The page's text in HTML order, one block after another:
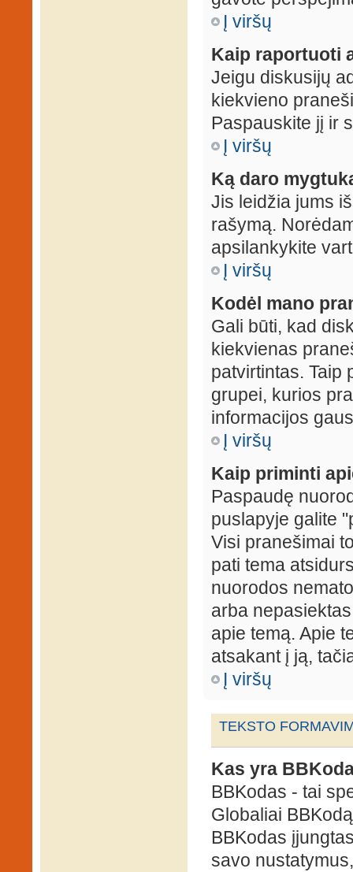
Į viršų
Kaip raportuoti
Jeigu diskusijų
kiekvieno
Paspauskite jį ir
Į viršų
Ką daro
Jis leidžia jums
rašymą.
apsilankykite
Į viršų
Kodėl mano
Gali būti, kad
kiekvienas
patvirtintas. Taip
grupei, kurios
informacijos
Į viršų
Kaip priminti
Paspaudę
puslapyje galite
Visi pranešimai
pati tema
nuorodos
arba
apie temą. Apie
atsakant į ją,
Į viršų
TEKSTO
Kas yra
BBKodas - tai
Globaliai
BBKodas
savo